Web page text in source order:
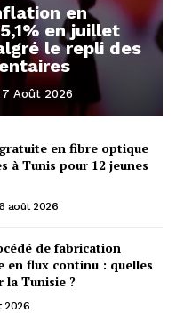
en
en juillet
le repli des
7 Août 2026
en fibre optique
à Tunis pour 12 jeunes
août 2026
de fabrication
en flux continu : quelles
la Tunisie ?
2026